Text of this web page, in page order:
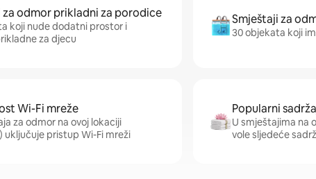
za odmor prikladni za porodice
koji nude dodatni prostor i
za djecu
Smještaji za
30 objekata koji
Wi-Fi mreže
za odmor na ovoj lokaciji
uključuje pristup Wi-Fi mreži
Popularni
U smještajima na
vole sljedeće